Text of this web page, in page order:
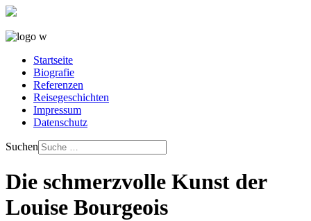
Startseite
Biografie
Referenzen
Reisegeschichten
Impressum
Datenschutz
Suchen
Die schmerzvolle Kunst der
Louise Bourgeois